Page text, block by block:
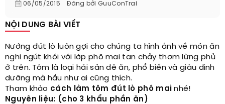
06/05/2015 Đăng bởi GuuConTrai
NỘI DUNG BÀI VIẾT
Nướng đút lò luôn gợi cho chúng ta hình ảnh về món ăn
nghi ngút khói với lớp phô mai tan chảy thơm lừng phủ
ở trên. Tôm là loại hải sản dễ ăn, phổ biến và giàu dinh
dưỡng mà hầu như ai cũng thích.
Tham khảo cách làm tôm đút lò phô mai nhé!
Nguyên liệu: (cho 3 khẩu phần ăn)